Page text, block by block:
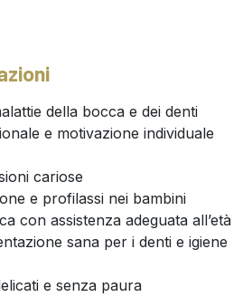
della bocca e dei denti
e motivazione individuale
cariose
e profilassi nei bambini
con assistenza adeguata all’età
sana per i denti e igiene
e senza paura